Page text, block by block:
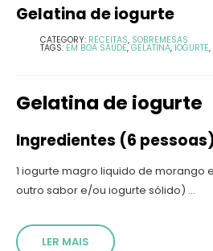
Gelatina de iogurte
CATEGORY: RECEITAS, SOBREMESAS
TAGS: EM BOA SAÚDE, GELATINA, IOGURTE,
Gelatina de iogurte
Ingredientes (6
1 iogurte magro liquido de morango
outro sabor e/ou iogurte sólido) ...
LER MAIS